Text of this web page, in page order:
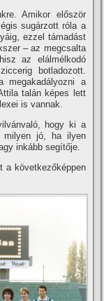
Amikor először
sugárzott róla a
ezzel támadást
– az megcsalta
az elálmélkodó
botladozott.
megakadályozni a
talán képes lett
is vannak.
hogy ki a
milyen jó, ha ilyen
inkább segí­tője.
a következőképpen